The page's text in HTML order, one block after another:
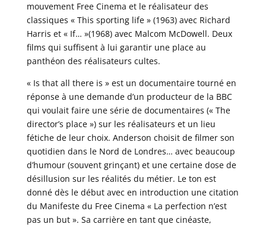
mouvement Free Cinema et le réalisateur des
classiques « This sporting life » (1963) avec Richard
Harris et « If… »(1968) avec Malcom McDowell. Deux
films qui suffisent à lui garantir une place au
panthéon des réalisateurs cultes.
« Is that all there is » est un documentaire tourné en
réponse à une demande d’un producteur de la BBC
qui voulait faire une série de documentaires (« The
director’s place ») sur les réalisateurs et un lieu
fétiche de leur choix. Anderson choisit de filmer son
quotidien dans le Nord de Londres… avec beaucoup
d’humour (souvent grinçant) et une certaine dose de
désillusion sur les réalités du métier. Le ton est
donné dès le début avec en introduction une citation
du Manifeste du Free Cinema « La perfection n’est
pas un but ». Sa carrière en tant que cinéaste,